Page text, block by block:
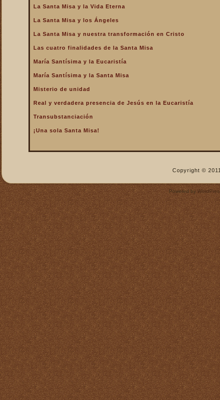
La Santa Misa nos libra del
infierno y nos da la
La Santa Misa nos purifica
sacrificio de Cristo
La Santa Misa por los
descanso
La Santa Misa verdadero
sobre la tierra
La Santa Misa y el Espíritu
Santo
La Santa Misa y el Martirio
La Santa Misa y el perdón
de los pecados
La Santa Misa y el
Purgatorio
La Santa Misa y el Reino
de Dios
La Santa Misa y el
sacerdocio
La Santa Misa y la cruz
La Santa Misa y la familia
La Santa Misa y la fe
La Santa Misa y la gloria
del Cielo
La Santa Misa y la Iglesia
La Santa Misa y la Justicia
La Santa Misa y la Vida Eterna
La Santa Misa y los Ángeles
La Santa Misa y nuestra transformación en Cristo
Las cuatro finalidades de la Santa Misa
María Santísima y la Eucaristía
María Santísima y la Santa Misa
Misterio de unidad
Real y verdadera presencia de Jesús en la Eucaristía
Transubstanciación
¡Una sola Santa Misa!
Copyright ©
Powered by